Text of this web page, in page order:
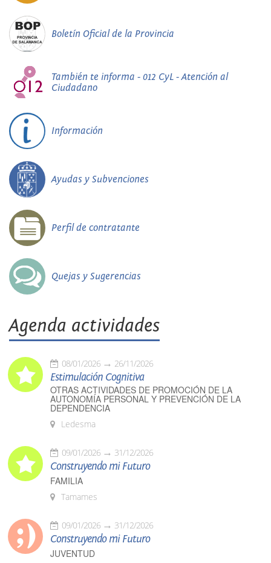
Boletín Oficial de la Provincia
También te informa - 012 CyL - Atención al
Ciudadano
Información
Ayudas y Subvenciones
Perfil de contratante
Quejas y Sugerencias
Agenda actividades
08/01/2026 26/11/2026
Estimulación Cognitiva
OTRAS ACTIVIDADES DE PROMOCIÓN DE LA
AUTONOMÍA PERSONAL Y PREVENCIÓN DE LA
DEPENDENCIA
Ledesma
09/01/2026 31/12/2026
Construyendo mi Futuro
FAMILIA
Tamames
09/01/2026 31/12/2026
Construyendo mi Futuro
JUVENTUD